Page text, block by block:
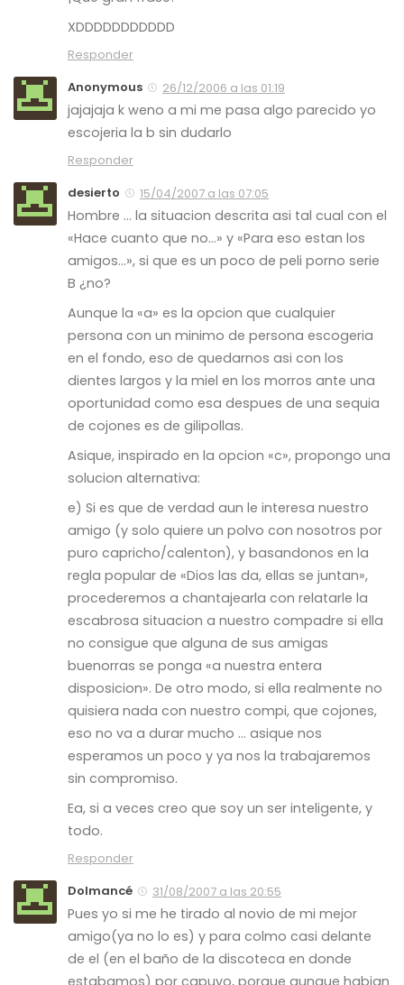
XDDDDDDDDDDD
Responder
Anonymous
26/12/2006 a las 01:19
jajajaja k weno a mi me pasa algo parecido yo
escojeria la b sin dudarlo
Responder
desierto
15/04/2007 a las 07:05
Hombre … la situacion descrita asi tal cual con el
«Hace cuanto que no…» y «Para eso estan los
amigos…», si que es un poco de peli porno serie
B ¿no?
Aunque la «a» es la opcion que cualquier
persona con un minimo de persona escogeria
en el fondo, eso de quedarnos asi con los
dientes largos y la miel en los morros ante una
oportunidad como esa despues de una sequia
de cojones es de gilipollas.
Asique, inspirado en la opcion «c», propongo una
solucion alternativa:
e) Si es que de verdad aun le interesa nuestro
amigo (y solo quiere un polvo con nosotros por
puro capricho/calenton), y basandonos en la
regla popular de «Dios las da, ellas se juntan»,
procederemos a chantajearla con relatarle la
escabrosa situacion a nuestro compadre si ella
no consigue que alguna de sus amigas
buenorras se ponga «a nuestra entera
disposicion». De otro modo, si ella realmente no
quisiera nada con nuestro compi, que cojones,
eso no va a durar mucho … asique nos
esperamos un poco y ya nos la trabajaremos
sin compromiso.
Ea, si a veces creo que soy un ser inteligente, y
todo.
Responder
Dolmancé
31/08/2007 a las 20:55
Pues yo si me he tirado al novio de mi mejor
amigo(ya no lo es) y para colmo casi delante
de el (en el baño de la discoteca en donde